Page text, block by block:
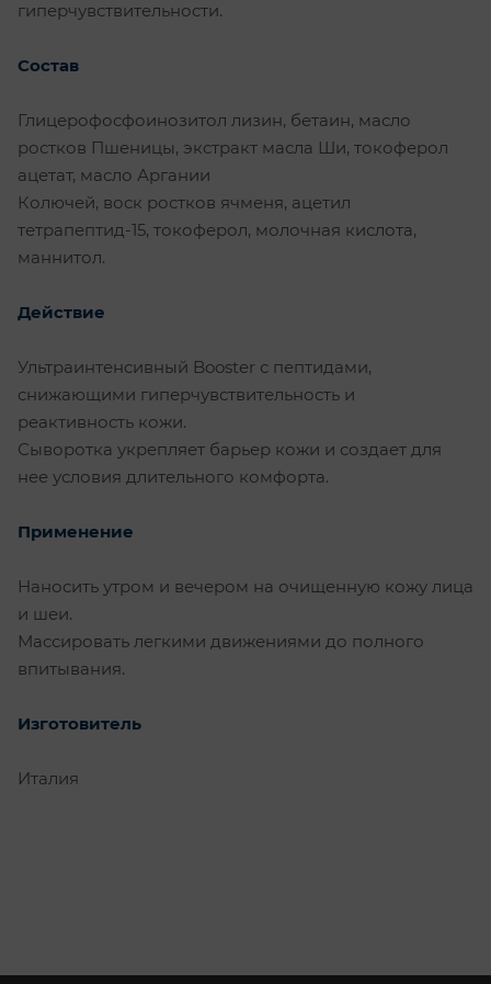
гиперчувствительности.
Состав
Глицерофосфоинозитол лизин, бетаин, масло
ростков Пшеницы, экстракт масла Ши, токоферол
ацетат, масло Аргании
Колючей, воск ростков ячменя, ацетил
тетрапептид-15, токоферол, молочная кислота,
маннитол.
Действие
Ультраинтенсивный Booster с пептидами,
снижающими гиперчувствительность и
реактивность кожи.
Сыворотка укрепляет барьер кожи и создает для
нее условия длительного комфорта.
Применение
Наносить утром и вечером на очищенную кожу лица
и шеи.
Массировать легкими движениями до полного
впитывания.
Изготовитель
Италия